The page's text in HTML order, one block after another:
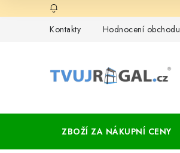
na
Kontakty
Hodnocení obchodu
ZBOŽÍ ZA NÁKUPNÍ CENY